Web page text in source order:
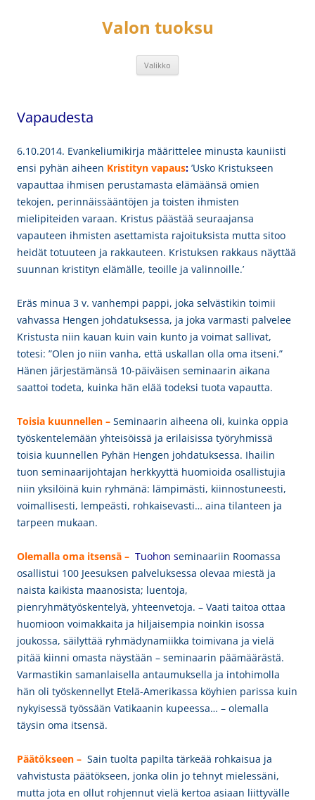
Valon tuoksu
Valikko
Vapaudesta
6.10.2014. Evankeliumikirja määrittelee minusta kauniisti
ensi pyhän aiheen Kristityn vapaus: ’Usko Kristukseen
vapauttaa ihmisen perustamasta elämäänsä omien
tekojen, perinnäissääntöjen ja toisten ihmisten
mielipiteiden varaan. Kristus päästää seuraajansa
vapauteen ihmisten asettamista rajoituksista mutta sitoo
heidät totuuteen ja rakkauteen. Kristuksen rakkaus näyttää
suunnan kristityn elämälle, teoille ja valinnoille.’
Eräs minua 3 v. vanhempi pappi, joka selvästikin toimii
vahvassa Hengen johdatuksessa, ja joka varmasti palvelee
Kristusta niin kauan kuin vain kunto ja voimat sallivat,
totesi: ”Olen jo niin vanha, että uskallan olla oma itseni.”
Hänen järjestämänsä 10-päiväisen seminaarin aikana
saattoi todeta, kuinka hän elää todeksi tuota vapautta.
Toisia kuunnellen – Seminaarin aiheena oli, kuinka oppia
työskentelemään yhteisöissä ja erilaisissa työryhmissä
toisia kuunnellen Pyhän Hengen johdatuksessa. Ihailin
tuon seminaarijohtajan herkkyyttä huomioida osallistujia
niin yksilöinä kuin ryhmänä: lämpimästi, kiinnostuneesti,
voimallisesti, lempeästi, rohkaisevasti… aina tilanteen ja
tarpeen mukaan.
Olemalla oma itsensä – Tuohon seminaariin Roomassa
osallistui 100 Jeesuksen palveluksessa olevaa miestä ja
naista kaikista maanosista; luentoja,
pienryhmätyöskentelyä, yhteenvetoja. – Vaati taitoa ottaa
huomioon voimakkaita ja hiljaisempia noinkin isossa
joukossa, säilyttää ryhmädynamiikka toimivana ja vielä
pitää kiinni omasta näystään – seminaarin päämäärästä.
Varmastikin samanlaisella antaumuksella ja intohimolla
hän oli työskennellyt Etelä-Amerikassa köyhien parissa kuin
nykyisessä työssään Vatikaanin kupeessa… – olemalla
täysin oma itsensä.
Päätökseen – Sain tuolta papilta tärkeää rohkaisua ja
vahvistusta päätökseen, jonka olin jo tehnyt mielessäni,
mutta jota en ollut rohjennut vielä kertoa asiaan liittyvälle